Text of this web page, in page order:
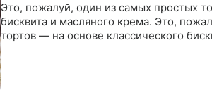
Это, пожалуй, один из самых простых
бисквита и масляного крема. Это,
тортов — на основе классического